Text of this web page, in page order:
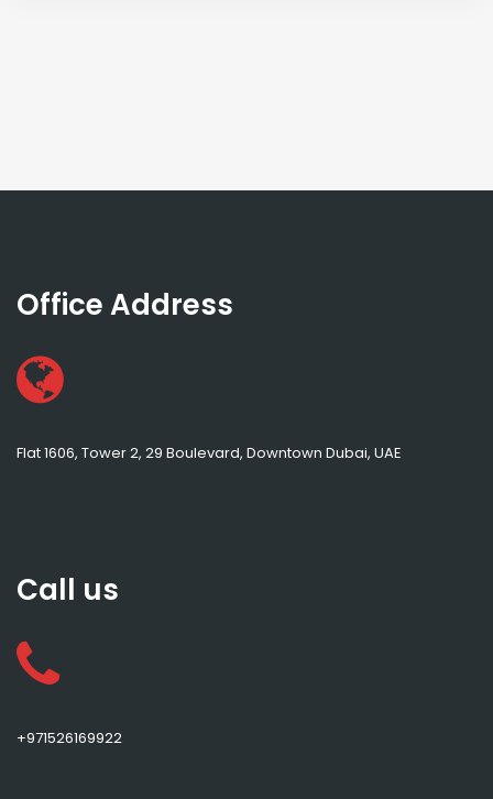
Office Address
Flat 1606, Tower 2, 29 Boulevard, Downtown Dubai, UAE
Call us
+971526169922